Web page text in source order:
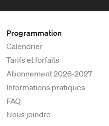
Programmation
Calendrier
Tarifs et forfaits
Abonnement 2026-2027
Informations pratiques
FAQ
Nous joindre